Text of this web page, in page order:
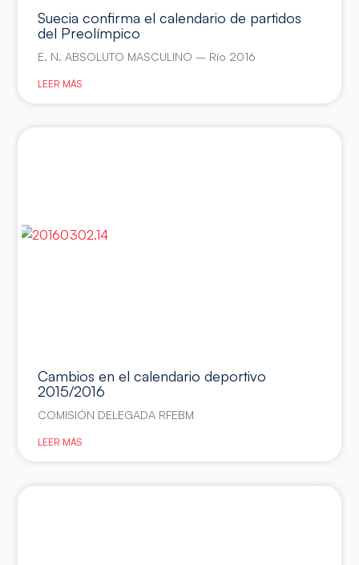
Suecia confirma el calendario de partidos
del Preolímpico
E. N. ABSOLUTO MASCULINO – Río 2016
LEER MÁS
Cambios en el calendario deportivo
2015/2016
COMISIÓN DELEGADA RFEBM
LEER MÁS